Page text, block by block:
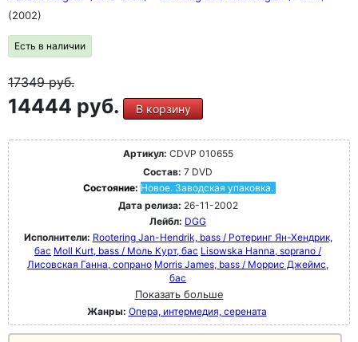
(2002)
Есть в наличии
17349руб.
14444 руб. В корзину
Артикул: CDVP 010655
Состав: 7 DVD
Состояние: Новое. Заводская упаковка.
Дата релиза: 26-11-2002
Лейбл: DGG
Исполнители: Rootering Jan-Hendrik, bass / Ротеринг Ян-Хендрик,
бас Moll Kurt, bass / Моль Курт, бас Lisowska Hanna, soprano /
Лисовская Ганна, сопрано Morris James, bass / Моррис Джеймс,
бас
Показать больше
Жанры: Опера, интермедия, серената